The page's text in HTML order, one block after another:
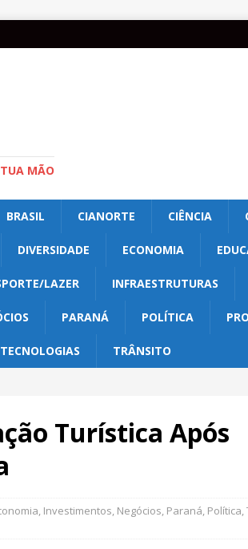
MÃO
BRASIL CIANORTE CIÊNCIA
DIVERSIDADE ECONOMIA
LAZER INFRAESTRUTURAS
PARANÁ POLÍTICA
TECNOLOGIAS TRÂNSITO
Turística Após
, Investimentos, Negócios, Paraná, Política,